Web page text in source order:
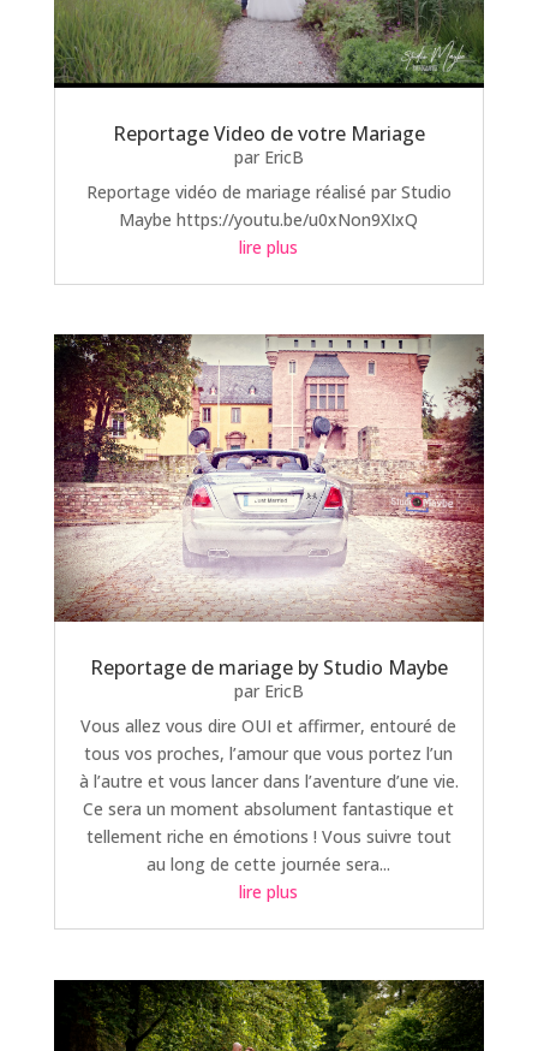
Reportage Video de votre Mariage
par EricB
Reportage vidéo de mariage réalisé par Studio
Maybe https://youtu.be/u0xNon9XIxQ
lire plus
Reportage de mariage by Studio Maybe
par EricB
Vous allez vous dire OUI et affirmer, entouré de
tous vos proches, l’amour que vous portez l’un
à l’autre et vous lancer dans l’aventure d’une vie.
Ce sera un moment absolument fantastique et
tellement riche en émotions ! Vous suivre tout
au long de cette journée sera...
lire plus